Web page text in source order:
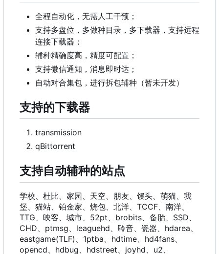
全程自动化，无需人工干预；
支持多盘位，多做种目录，多下载器，支持远程
连接下载器；
辅种精确度高，精度可配置；
支持微信通知，消息即时达；
自动对合集包，进行拆包辅种（暂未开发）
支持的下载器
transmission
qBittorrent
支持自动辅种的站点
学校、杜比、家园、天空、朋友、馒头、萌猫、我
堡、猫站、铂金家、烧包、北洋、TCCF、南洋、
TTG、映客、城市、52pt、brobits、备胎、SSD、
CHD、ptmsg、leaguehd、聆音、瓷器、hdarea、
eastgame(TLF)、1ptba、hdtime、hd4fans、
opencd、hdbug、hdstreet、joyhd、u2、